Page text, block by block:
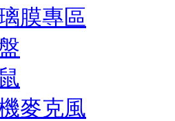
膜專區
麥克風